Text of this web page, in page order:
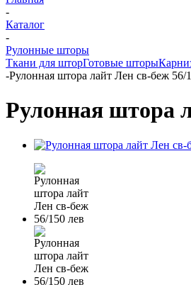
-
Каталог
-
Рулонные шторы
Ткани для шторГотовые шторы
-Рулонная штора лайт Лен св-беж 56/
Рулонная штора